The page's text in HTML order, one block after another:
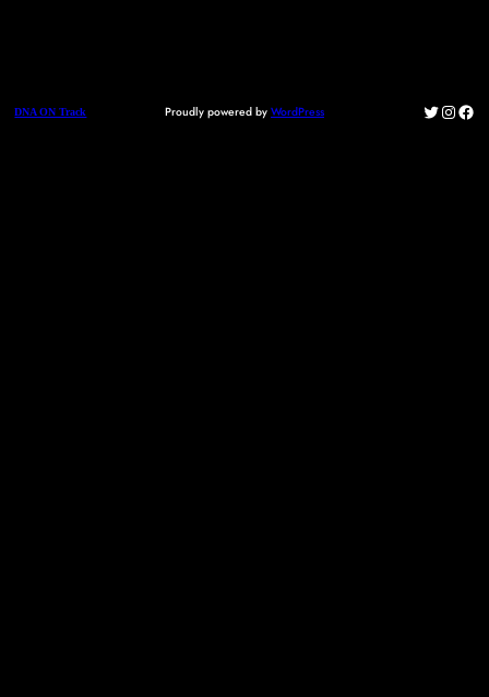
DNA ON Track Proudly powered by WordPress Twitter